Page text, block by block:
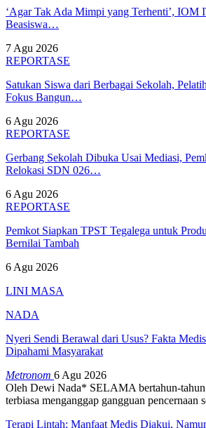
‘Agar Tak Ada Mimpi yang Terhenti’, IOM
Beasiswa…
7 Agu 2026
REPORTASE
Satukan Siswa dari Berbagai Sekolah,
Fokus Bangun…
6 Agu 2026
REPORTASE
Gerbang Sekolah Dibuka Usai Mediasi,
Relokasi SDN 026…
6 Agu 2026
REPORTASE
Pemkot Siapkan TPST Tegalega untuk
Bernilai Tambah
6 Agu 2026
LINI MASA
NADA
Nyeri Sendi Berawal dari Usus? Fakta
Dipahami Masyarakat
Metronom 6 Agu 2026
Oleh Dewi Nada* SELAMA bertahun-
terbiasa menganggap gangguan pencernaan
Terapi Lintah: Manfaat Medis Diakui,